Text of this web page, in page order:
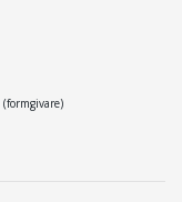
(formgivare)